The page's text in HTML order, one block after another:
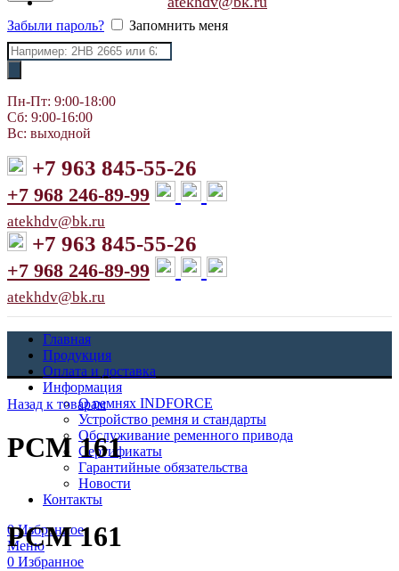
Забыли пароль? Запомнить меня
Поиск
товаров
Пн-Пт: 9:00-18:00
Сб: 9:00-16:00
Вс: выходной
+7 963 845-55-26
+7 968 246-89-99
atekhdv@bk.ru
+7 963 845-55-26
+7 968 246-89-99
atekhdv@bk.ru
Главная
Продукция
Оплата и доставка
Информация
О ремнях INDFORCE
Устройство ремня и стандарты
Обслуживание ременного привода
Сертификаты
Гарантийные обязательства
Новости
Контакты
0Избранное
Меню
0 Избранное
Назад к товарам
РСМ 161
РСМ 161